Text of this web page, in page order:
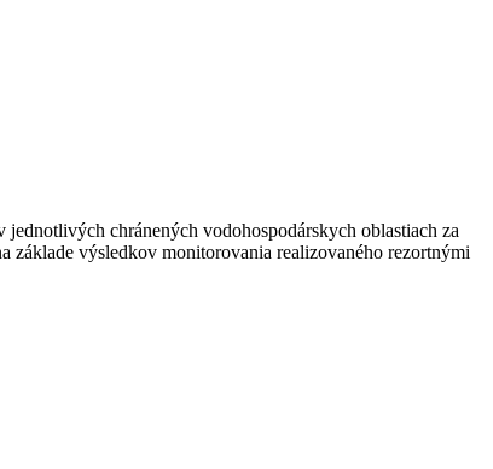
chránených vodohospodárskych oblastiach za
základe výsledkov monitorovania realizovaného rezortnými